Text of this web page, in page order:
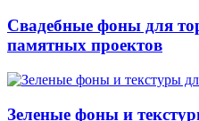
Свадебные фоны для
памятных проектов
Зеленые фоны и